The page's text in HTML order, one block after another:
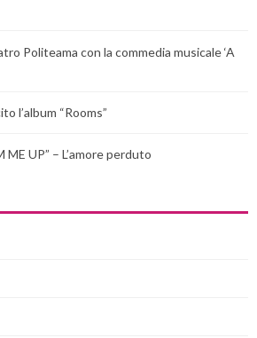
Politeama con la commedia musicale ‘A
l’album “Rooms”
ME UP” – L’amore perduto